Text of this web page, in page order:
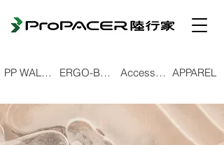
PP WALKING POLE APPAREL
Accessories
ERGO-BEND TREKKING POLE